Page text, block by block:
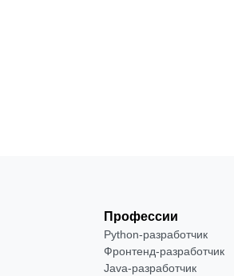
Профессии
Python-разработчик
Фронтенд-разработчик
Java-разработчик